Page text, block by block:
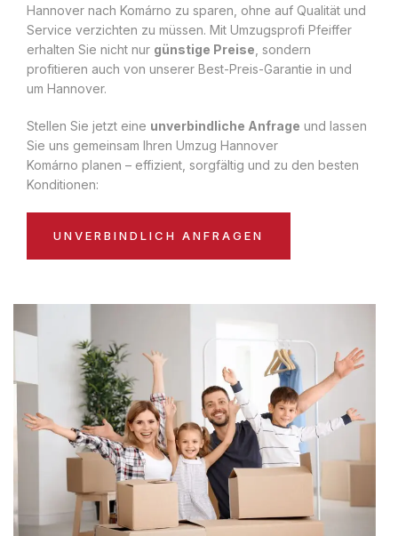
Hannover nach Komárno zu sparen, ohne auf Qualität und
Service verzichten zu müssen. Mit Umzugsprofi Pfeiffer
erhalten Sie nicht nur günstige Preise , sondern
profitieren auch von unserer Best-Preis-Garantie in und
um Hannover.
Stellen Sie jetzt eine unverbindliche Anfrage und lassen
Sie uns gemeinsam Ihren Umzug Hannover
Komárno planen – effizient, sorgfältig und zu den besten
Konditionen:
UNVERBINDLICH ANFRAGEN